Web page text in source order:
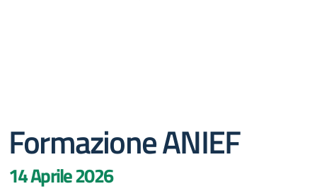
Formazione ANIEF
14 Aprile 2026